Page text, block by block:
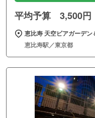
平均予算 3,500円
恵比寿 天空ビアガーデ
恵比寿駅／東京都